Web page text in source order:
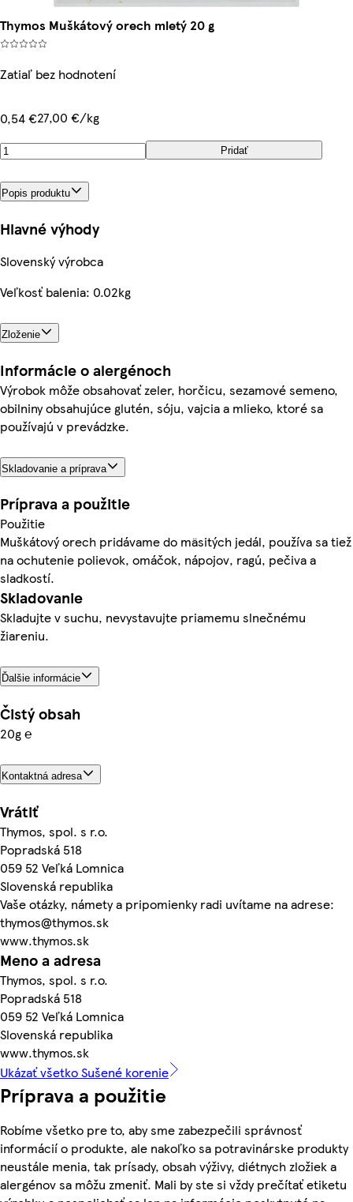
Thymos Muškátový orech mletý 20 g
Zatiaľ bez hodnotení
0,54 €27,00 €/kg
Pridať
Popis produktu
Hlavné výhody
Slovenský výrobca
Veľkosť balenia: 0.02kg
Zloženie
Informácie o alergénoch
Výrobok môže obsahovať zeler, horčicu, sezamové semeno,
obilniny obsahujúce glutén, sóju, vajcia a mlieko, ktoré sa
používajú v prevádzke.
Skladovanie a príprava
Príprava a použitie
Použitie
Muškátový orech pridávame do mäsitých jedál, používa sa tiež
na ochutenie polievok, omáčok, nápojov, ragú, pečiva a
sladkostí.
Skladovanie
Skladujte v suchu, nevystavujte priamemu slnečnému
žiareniu.
Ďalšie informácie
Čistý obsah
20g ℮
Kontaktná adresa
Vrátiť
Thymos, spol. s r.o.
Popradská 518
059 52 Veľká Lomnica
Slovenská republika
Vaše otázky, námety a pripomienky radi uvítame na adrese:
thymos@thymos.sk
www.thymos.sk
Meno a adresa
Thymos, spol. s r.o.
Popradská 518
059 52 Veľká Lomnica
Slovenská republika
www.thymos.sk
Ukázať všetko Sušené korenie
Príprava a použitie
Robíme všetko pre to, aby sme zabezpečili správnosť
informácií o produkte, ale nakoľko sa potravinárske produkty
neustále menia, tak prísady, obsah výživy, diétnych zložiek a
alergénov sa môžu zmeniť. Mali by ste si vždy prečítať etiketu